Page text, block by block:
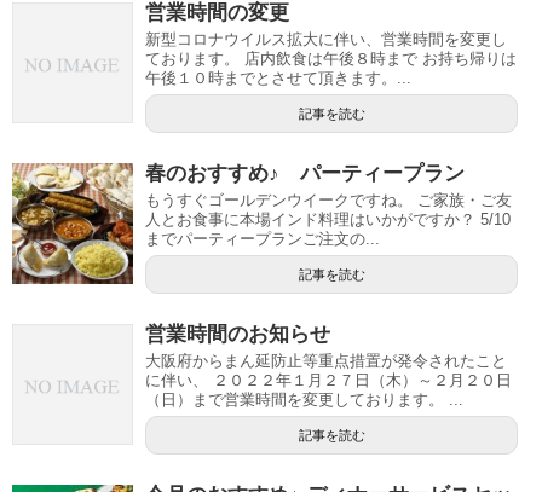
営業時間の変更
新型コロナウイルス拡大に伴い、営業時間を変更し
ております。 店内飲食は午後８時まで お持ち帰りは
午後１０時までとさせて頂きます。...
記事を読む
春のおすすめ♪ パーティープラン
もうすぐゴールデンウイークですね。 ご家族・ご友
人とお食事に本場インド料理はいかがですか？ 5/10
までパーティープランご注文の...
記事を読む
営業時間のお知らせ
大阪府からまん延防止等重点措置が発令されたこと
に伴い、 ２０２２年１月２７日（木）～２月２０日
（日）まで営業時間を変更しております。 ...
記事を読む